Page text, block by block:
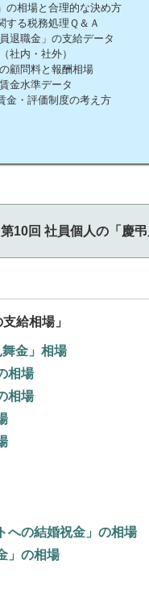
の相場と合理的な決め方
する税務処理Ｑ＆Ａ
退職金」の支給データ
社内・社外）
顧問料と報酬相場
金水準データ
金・評価制度の考え方
第10回 社員個人の「慶
給相場」
金」相場
相場
相場
への結婚祝金」の相場
」の相場